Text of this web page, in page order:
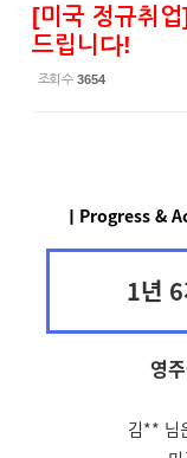
[미국 정규취
드립니다!
조회 수 3654
ㅣProgress &
1년
영
김** 님